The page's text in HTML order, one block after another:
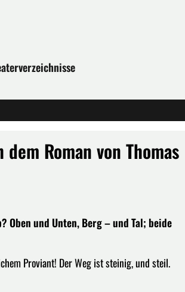
Roman von Thomas
Oben und Unten, Berg – und Tal; beide
Proviant! Der Weg ist steinig, und steil.